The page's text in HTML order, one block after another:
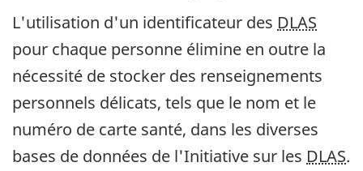
L'utilisation d'un identificateur des DLAS
pour chaque personne élimine en outre la
nécessité de stocker des renseignements
personnels délicats, tels que le nom et le
numéro de carte santé, dans les diverses
bases de données de l'Initiative sur les DLAS.